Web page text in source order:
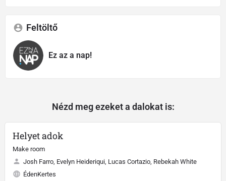
Feltöltő
Ez az a nap!
Nézd meg ezeket a dalokat is:
Helyet adok
Make room
Josh Farro, Evelyn Heideriqui, Lucas Cortazio, Rebekah White
ÉdenKertes